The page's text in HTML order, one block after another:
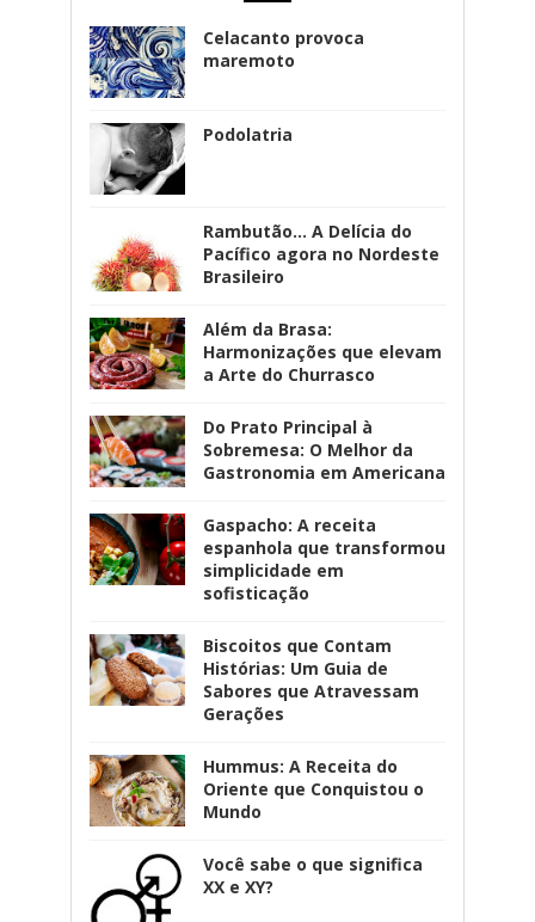
Celacanto provoca
maremoto
Podolatria
Rambutão... A Delícia do
Pacífico agora no Nordeste
Brasileiro
Além da Brasa:
Harmonizações que elevam
a Arte do Churrasco
Do Prato Principal à
Sobremesa: O Melhor da
Gastronomia em Americana
Gaspacho: A receita
espanhola que transformou
simplicidade em
sofisticação
Biscoitos que Contam
Histórias: Um Guia de
Sabores que Atravessam
Gerações
Hummus: A Receita do
Oriente que Conquistou o
Mundo
Você sabe o que significa
XX e XY?